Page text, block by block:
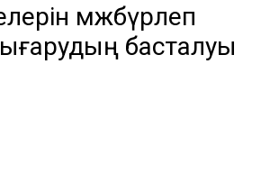
мәжбүрлеп
басталуы